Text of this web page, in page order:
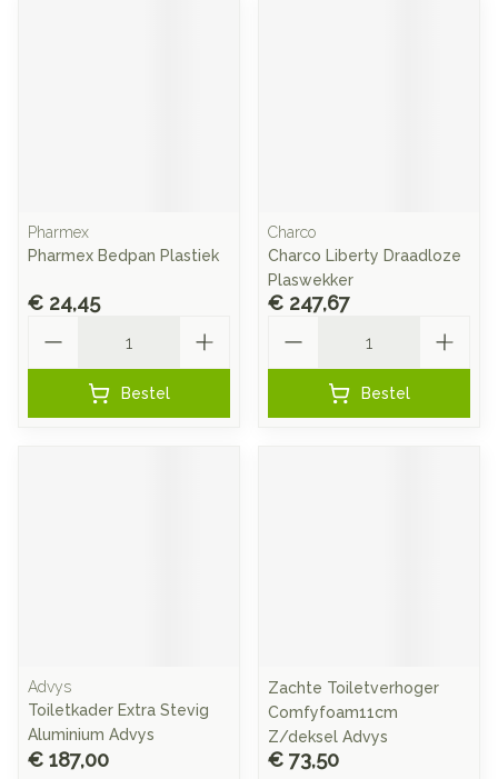
Pharmex
Pharmex Bedpan Plastiek
€ 24,45
Bestel
Charco
Charco Liberty Draadloze
Plaswekker
€ 247,67
Bestel
Advys
Toiletkader Extra Stevig
Aluminium Advys
€ 187,00
Zachte Toiletverhoger
Comfyfoam11cm
Z/deksel Advys
€ 73,50